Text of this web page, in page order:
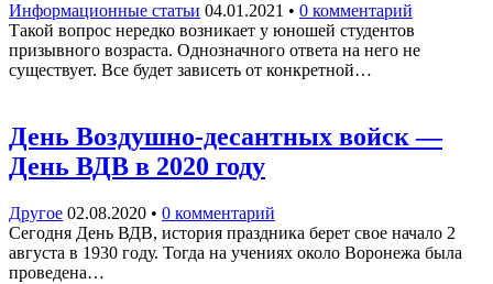
Информационные статьи 04.01.2021 • 0 комментарий
Такой вопрос нередко возникает у юношей студентов
призывного возраста. Однозначного ответа на него не
существует. Все будет зависеть от конкретной…
День Воздушно-десантных войск —
День ВДВ в 2020 году
Другое 02.08.2020 • 0 комментарий
Сегодня День ВДВ, история праздника берет свое начало 2
августа в 1930 году. Тогда на учениях около Воронежа была
проведена…